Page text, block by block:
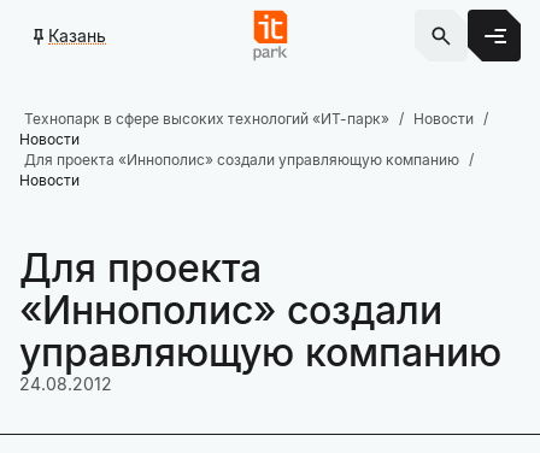
Казань
Технопарк в сфере высоких технологий «ИТ-парк»
Новости
Новости
Для проекта «Иннополис» создали управляющую компанию
Новости
Для проекта
«Иннополис» создали
управляющую компанию
24.08.2012